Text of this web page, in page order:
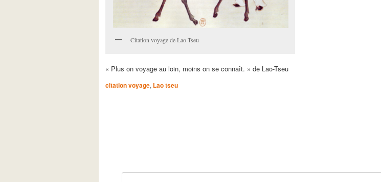
Citation voyage de Lao Tseu
« Plus on voyage au loin, moins on se connaît. » de Lao-Tseu
citation voyage, Lao tseu